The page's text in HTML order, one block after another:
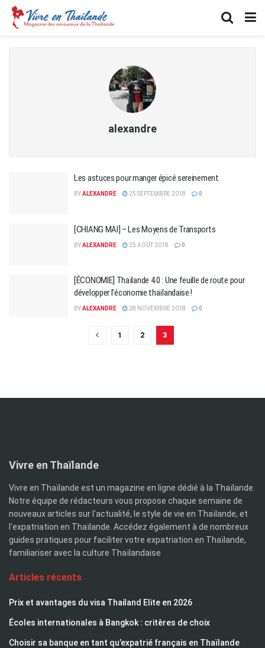
alexandre
Les astuces pour manger épicé sereinement
BYALEXANDRE 25 SEPTEMBRE 2018 0
[CHIANG MAI] – Les Moyens de Transports
BYALEXANDRE 25 AOÛT 2018 0
[ÉCONOMIE] Thaïlande 4.0 : Une feuille de route pour
développer l’économie thaïlandaise !
BYALEXANDRE 28 NOVEMBRE 2018 0
1 2 3
Vivre en Thaïlande
Vivre en Thaïlande est un magazine en ligne dédié à la Thaïlande.
Notre équipe de rédacteurs vous propose chaque semaine de
nouveaux articles sur l'actualité, le style de vie en Thaïlande, et
l'expatriation en Thaïlande. Accédez également à de nombreux
guides pratiques pour faciliter votre expatriation en Thaïlande,
familiariser avec la culture Thaïlandaise
Articles récents
Prix et avantages du visa Thailand Elite en 2026
Écoles internationales à Bangkok : critères de choix
Choisir sa banque en tant qu’expatrié français en Thaïlande